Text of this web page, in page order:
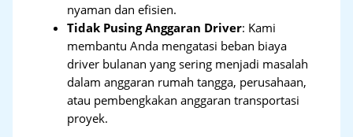
nyaman dan efisien.
Tidak Pusing Anggaran Driver: Kami
membantu Anda mengatasi beban biaya
driver bulanan yang sering menjadi masalah
dalam anggaran rumah tangga, perusahaan,
atau pembengkakan anggaran transportasi
proyek.